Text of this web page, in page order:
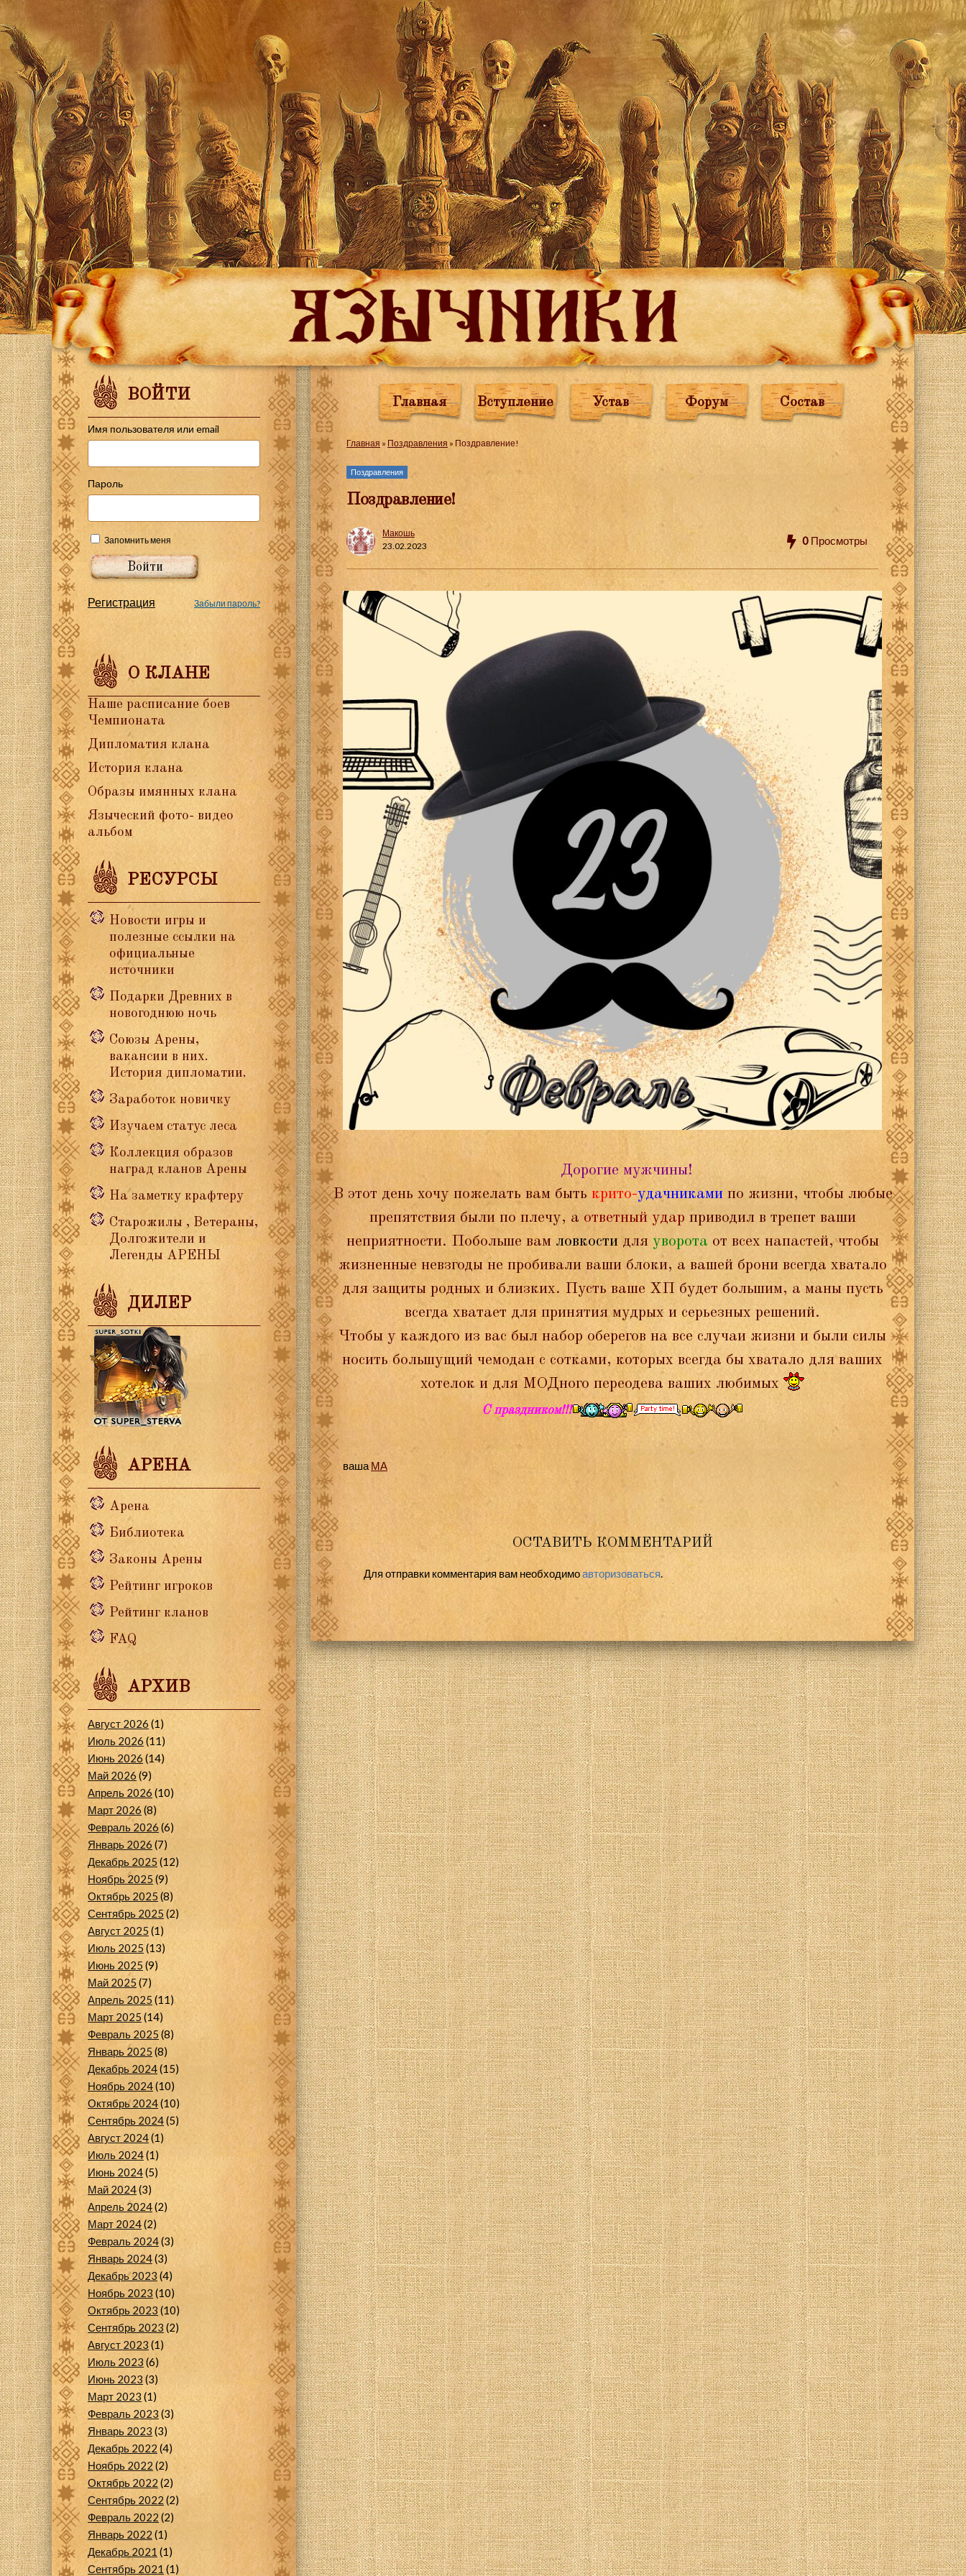
Главная Вступление Устав Форум Состав
Главная » Поздравления » Поздравление!
Поздравления
Поздравление!
Макошь
23.02.2023
0 Просмотры
Дорогие мужчины!
В этот день хочу пожелать вам быть крито-удачникамипо жизни, чтобы любые
препятствия были по плечу, а ответный удар приводил в трепет ваши
неприятности. Побольше вам ловкостидля уворота от всех напастей, чтобы
жизненные невзгоды не пробивали ваши блоки, а вашей брони всегда хватало
для защиты родных и близких. Пусть ваше ХП будет большим, а маны пусть
всегда хватает для принятия мудрых и серьезных решений.
Чтобы у каждого из вас был набор оберегов на все случаи жизни и были силы
носить большущий чемодан с сотками, которых всегда бы хватало для ваших
хотелок и для МОДного переодева ваших любимых
С праздником!!!
ваша МА
ОСТАВИТЬ КОММЕНТАРИЙ
Для отправки комментария вам необходимоавторизоваться.
ВОЙТИ
Имя пользователя или email
Пароль
Запомнить меня
Регистрация Забыли пароль?
О КЛАНЕ
Наше расписание боев
Чемпионата
Дипломатия клана
История клана
Образы имянных клана
Языческий фото- видео
альбом
РЕСУРСЫ
Новости игры и
полезные ссылки на
официальные
источники
Подарки Древних в
новогоднюю ночь
Союзы Арены,
вакансии в них.
История дипломатии.
Заработок новичку
Изучаем статус леса
Коллекция образов
наград кланов Арены
На заметку крафтеру
Старожилы , Ветераны,
Долгожители и
Легенды АРЕНЫ
ДИЛЕР
АРЕНА
Арена
Библиотека
Законы Арены
Рейтинг игроков
Рейтинг кланов
FAQ
АРХИВ
Август 2026 (1)
Июль 2026(11)
Июнь 2026 (14)
Май 2026(9)
Апрель 2026 (10)
Март 2026 (8)
Февраль 2026(6)
Январь 2026 (7)
Декабрь 2025 (12)
Ноябрь 2025(9)
Октябрь 2025 (8)
Сентябрь 2025 (2)
Август 2025 (1)
Июль 2025 (13)
Июнь 2025 (9)
Май 2025 (7)
Апрель 2025 (11)
Март 2025 (14)
Февраль 2025 (8)
Январь 2025 (8)
Декабрь 2024(15)
Ноябрь 2024(10)
Октябрь 2024(10)
Сентябрь 2024(5)
Август 2024(1)
Июль 2024(1)
Июнь 2024(5)
Май 2024(3)
Апрель 2024(2)
Март 2024(2)
Февраль 2024(3)
Январь 2024(3)
Декабрь 2023 (4)
Ноябрь 2023 (10)
Октябрь 2023 (10)
Сентябрь 2023 (2)
Август 2023(1)
Июль 2023 (6)
Июнь 2023(3)
Март 2023 (1)
Февраль 2023 (3)
Январь 2023 (3)
Декабрь 2022 (4)
Ноябрь 2022 (2)
Октябрь 2022 (2)
Сентябрь 2022 (2)
Февраль 2022 (2)
Январь 2022 (1)
Декабрь 2021 (1)
Сентябрь 2021 (1)